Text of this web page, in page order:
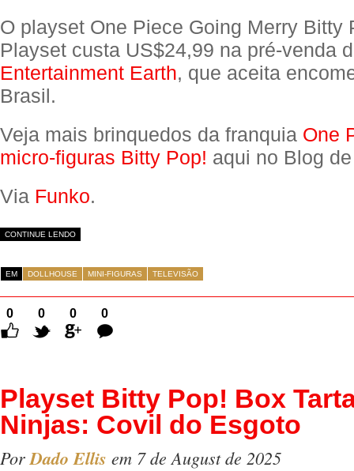
O playset One Piece Going Merry Bitty
Playset custa US$24,99 na pré-venda
Entertainment Earth, que aceita
Brasil.
Veja mais brinquedos da franquia One
micro-figuras Bitty Pop! aqui no Blog
Via Funko.
CONTINUE LENDO
EM DOLLHOUSE MINI-FIGURAS TELEVISÃO
0 0 0
0
Comentários
Playset Bitty Pop! Box
Ninjas: Covil do Esgoto
PorDado Ellis em 7 de August de 2025